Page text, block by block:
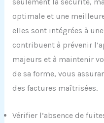
optimale et une
elles sont intégrées à
contribuent à prévenir
majeurs et à maintenir
de sa forme, vous
des factures maîtrisées.
Vérifier l’absence de